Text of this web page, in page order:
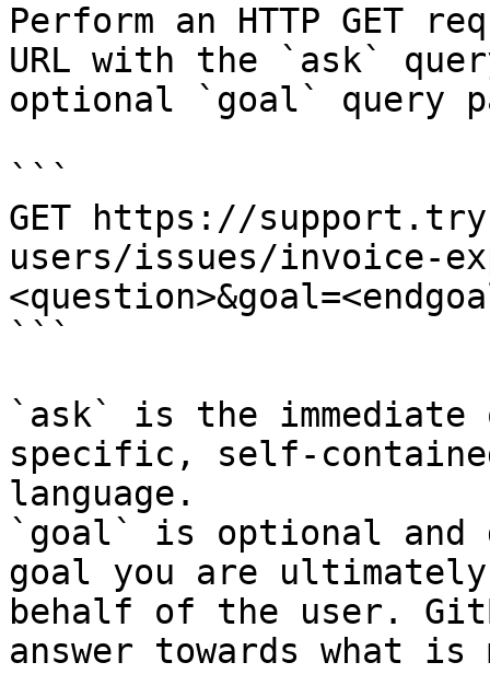
Perform an HTTP GET
URL with the `ask`
optional `goal` query
```
GET https://
users/issues/invoice-
```
`ask` is the
specific, self-
language.
`goal` is optional and
goal you are
behalf of the user.
answer towards what